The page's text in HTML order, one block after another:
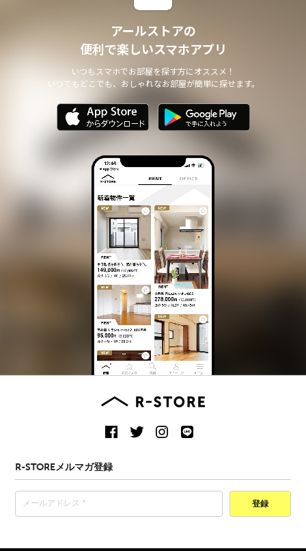
アールストアの
便利で楽しいスマホアプリ
いつもスマホでお部屋を探す方にオススメ！
いつでもどこでも、おしゃれなお部屋が簡単に探せます。
R-STOREメルマガ登録
登録